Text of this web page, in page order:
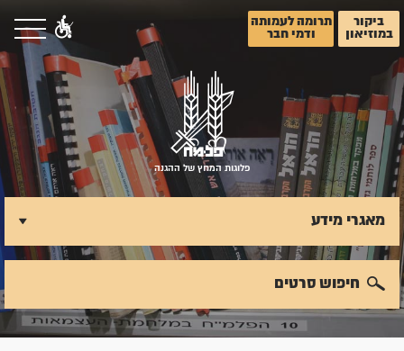
ביקור
במוזיאון
תרומה לעמותה
ודמי חבר
פלוגות המחץ של ההגנה
מאגרי מידע
חיפוש סרטים